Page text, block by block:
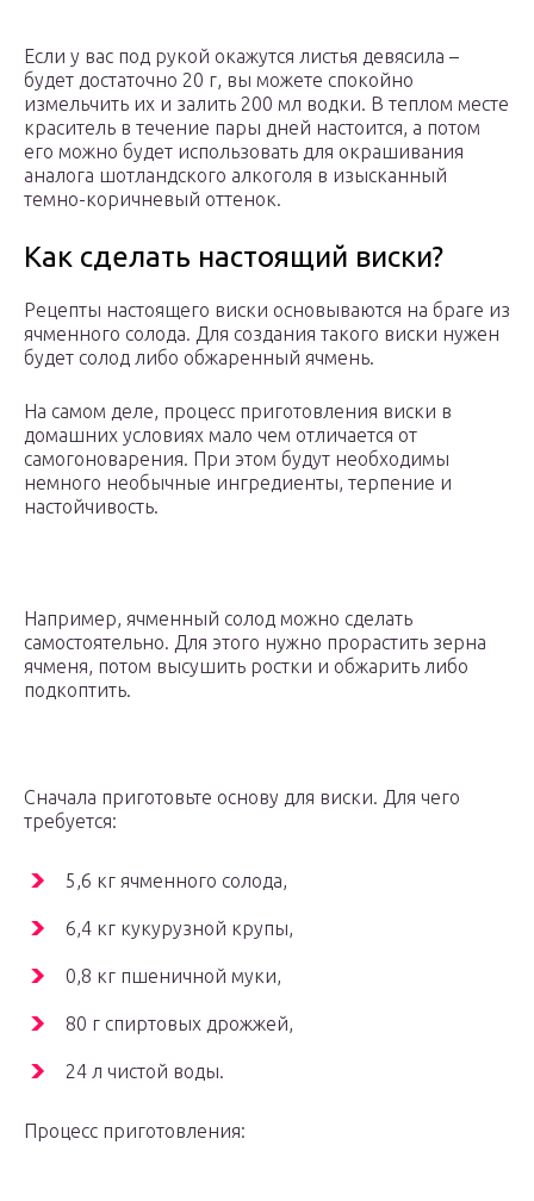
Если у вас под рукой окажутся листья девясила –
будет достаточно 20 г, вы можете спокойно
измельчить их и залить 200 мл водки. В теплом месте
краситель в течение пары дней настоится, а потом
его можно будет использовать для окрашивания
аналога шотландского алкоголя в изысканный
темно-коричневый оттенок.
Как сделать настоящий виски?
Рецепты настоящего виски основываются на браге из
ячменного солода. Для создания такого виски нужен
будет солод либо обжаренный ячмень.
На самом деле, процесс приготовления виски в
домашних условиях мало чем отличается от
самогоноварения. При этом будут необходимы
немного необычные ингредиенты, терпение и
настойчивость.
Например, ячменный солод можно сделать
самостоятельно. Для этого нужно прорастить зерна
ячменя, потом высушить ростки и обжарить либо
подкоптить.
Сначала приготовьте основу для виски. Для чего
требуется:
5,6 кг ячменного солода,
6,4 кг кукурузной крупы,
0,8 кг пшеничной муки,
80 г спиртовых дрожжей,
24 л чистой воды.
Процесс приготовления: